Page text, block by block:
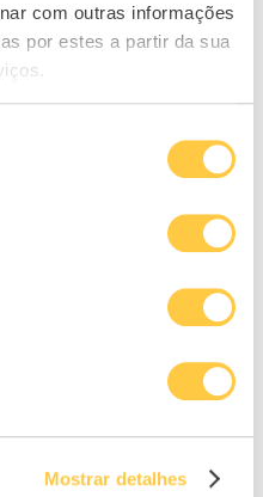
com outras informações
por estes a partir da sua
Mostrar detalhes
do curso “Do Zero à
Liberdade Financeira”